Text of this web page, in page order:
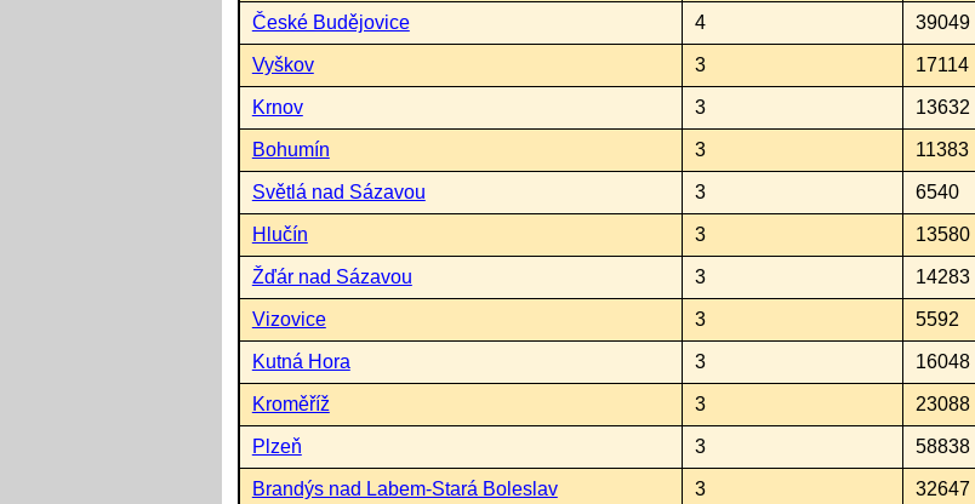
České Budějovice 4 39049
Vyškov 3 17114
Krnov 3 13632
Bohumín 3 11383
Světlá nad Sázavou 3 6540
Hlučín 3 13580
Žďár nad Sázavou 3 14283
Vizovice 3 5592
Kutná Hora 3 16048
Kroměříž 3 23088
Plzeň 3 58838
Brandýs nad Labem-Stará Boleslav 3 32647